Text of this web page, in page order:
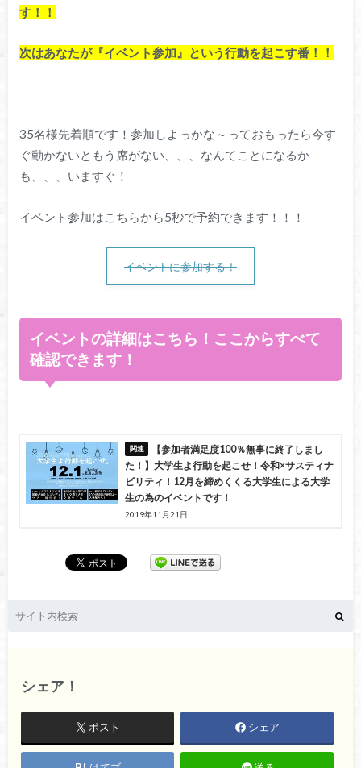
す！！
次はあなたが『イベント参加』という行動を起こす番！！
35名様先着順です！参加しよっかな～っておもったら今す
ぐ動かないともう席がない、、、なんてことになるか
も、、、いますぐ！
イベント参加はこちらから5秒で予約できます！！！
イベントに参加する！
イベントの詳細はこちら！ここからすべて
確認できます！
【参加者満足度100％無事に終了しまし
た！】大学生よ行動を起こせ！令和×サスティナ
ビリティ！12月を締めくくる大学生による大学
生の為のイベントです！
2019年11月21日
シェア！
ポスト シェア